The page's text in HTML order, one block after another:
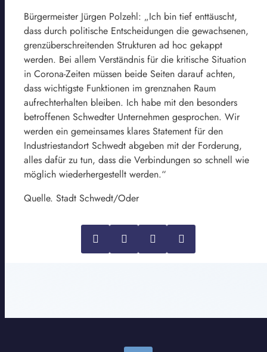
Bürgermeister Jürgen Polzehl: „Ich bin tief enttäuscht,
dass durch politische Entscheidungen die gewachsenen,
grenzüberschreitenden Strukturen ad hoc gekappt
werden. Bei allem Verständnis für die kritische Situation
in Corona-Zeiten müssen beide Seiten darauf achten,
dass wichtigste Funktionen im grenznahen Raum
aufrechterhalten bleiben. Ich habe mit den besonders
betroffenen Schwedter Unternehmen gesprochen. Wir
werden ein gemeinsames klares Statement für den
Industriestandort Schwedt abgeben mit der Forderung,
alles dafür zu tun, dass die Verbindungen so schnell wie
möglich wiederhergestellt werden.“
Quelle. Stadt Schwedt/Oder